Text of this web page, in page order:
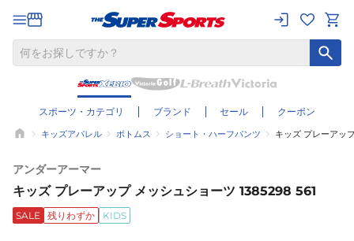
スポーツ・カテゴリ ブランド セール クーポン
キッズアパレル ボトムス ショート・ハーフパンツ キッズ プレーアッ
アンダーアーマー
キッズ プレーアップ メッシュショーツ 1385298 561
SALE 残りわずか KIDS